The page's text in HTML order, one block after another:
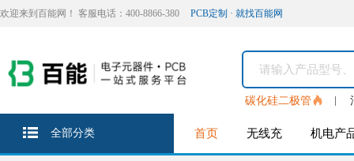
欢迎来到百能网！ 客服电话：400-8866-380 PCB定制 · 就找百能网
碳化硅二极管
全部分类 首页 无线充 机电产